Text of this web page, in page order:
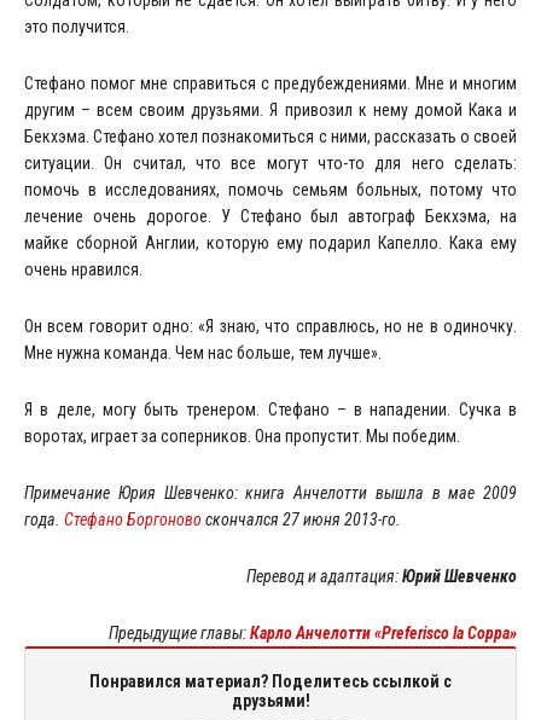
это получится.
Стефано помог мне справиться с предубеждениями. Мне и многим
другим – всем своим друзьями. Я привозил к нему домой Кака и
Бекхэма. Стефано хотел познакомиться с ними, рассказать о своей
ситуации. Он считал, что все могут что-то для него сделать:
помочь в исследованиях, помочь семьям больных, потому что
лечение очень дорогое. У Стефано был автограф Бекхэма, на
майке сборной Англии, которую ему подарил Капелло. Кака ему
очень нравился.
Он всем говорит одно: «Я знаю, что справлюсь, но не в одиночку.
Мне нужна команда. Чем нас больше, тем лучше».
Я в деле, могу быть тренером. Стефано – в нападении. Сучка в
воротах, играет за соперников. Она пропустит. Мы победим.
Примечание Юрия Шевченко: книга Анчелотти вышла в мае 2009
года. Стефано Боргоновоскончался 27июня 2013-го.
Перевод и адаптация:Юрий Шевченко
Предыдущие главы:Карло Анчелотти «Preferisco la Coppa»
Понравился материал? Поделитесь ссылкой с
друзьями!